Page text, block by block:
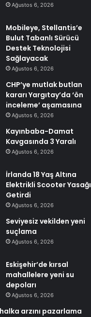
Ağustos 6, 2026
Mobileye, Stellantis’e
Bulut Tabanlı Sürücü
Destek Teknolojisi
Sağlayacak
Ağustos 6, 2026
CHP’ye mutlak butlan
kararı Yargıtay’da ‘ön
inceleme’ aşamasına
Ağustos 6, 2026
Kayınbaba-Damat
Kavgasında 3 Yaralı
Ağustos 6, 2026
İrlanda 18 Yaş Altına
Elektrikli Scooter Yasağı
Getirdi
Ağustos 6, 2026
Seviyesiz vekilden yeni
suçlama
Ağustos 6, 2026
Eskişehir’de kırsal
mahallelere yeni su
depoları
Ağustos 6, 2026
arzını pazarlama